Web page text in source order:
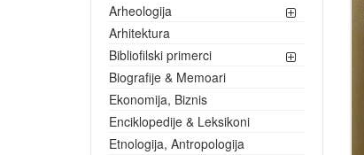
Arheologija
Arhitektura
Bibliofilski primerci
Biografije & Memoari
Ekonomija, Biznis
Enciklopedije & Leksikoni
Etnologija, Antropologija